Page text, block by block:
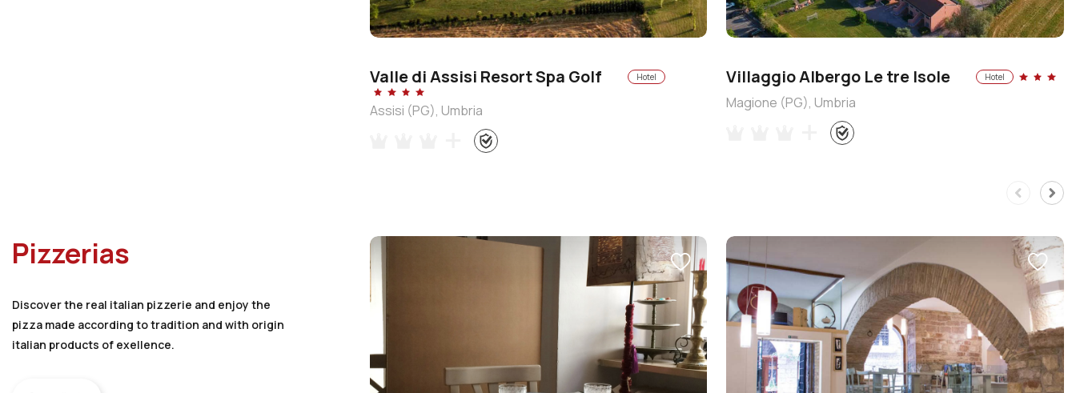
Valle di Assisi Resort Spa Golf Hotel
Assisi (PG), Umbria
Villaggio Albergo Le tre Isole Hotel
Magione (PG), Umbria
Pizzerias
Discover the real italian pizzerie and enjoy the
pizza made according to tradition and with origin
italian products of exellence.